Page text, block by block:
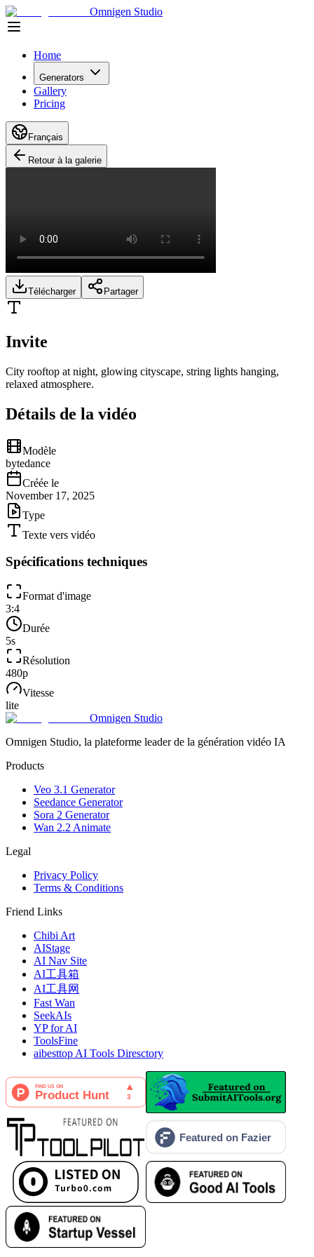
Omnigen Studio
Home
Generators
Gallery
Pricing
Français
Retour à la galerie
Télécharger Partager
Invite
City rooftop at night, glowing cityscape, string lights hanging,
relaxed atmosphere.
Détails de la vidéo
Modèle
bytedance
Créée le
November 17, 2025
Type
Texte vers vidéo
Spécifications techniques
Format d'image
3:4
Durée
5s
Résolution
480p
Vitesse
lite
Omnigen Studio
Omnigen Studio, la plateforme leader de la génération vidéo IA
Products
Veo 3.1 Generator
Seedance Generator
Sora 2 Generator
Wan 2.2 Animate
Legal
Privacy Policy
Terms & Conditions
Friend Links
Chibi Art
AIStage
AI Nav Site
AI工具箱
AI工具网
Fast Wan
SeekAIs
YP for AI
ToolsFine
aibesttop AI Tools Diresctory